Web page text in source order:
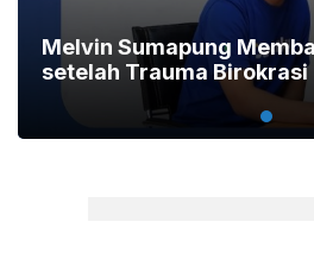
Melvin Sumapung
setelah Trauma Birokrasi